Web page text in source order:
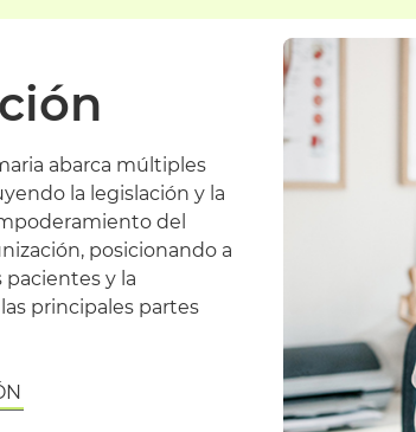
abarca múltiples
la legislación y la
del
posicionando a
pacientes y la
principales partes